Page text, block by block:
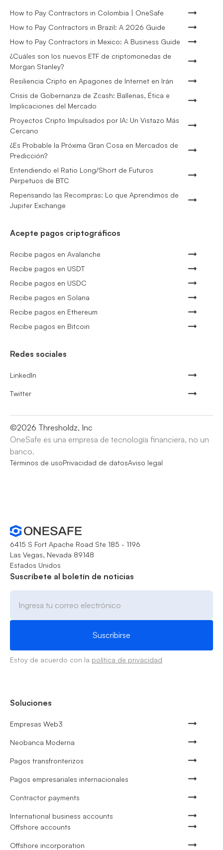
How to Pay Contractors in Colombia | OneSafe
How to Pay Contractors in Brazil: A 2026 Guide
How to Pay Contractors in Mexico: A Business Guide
¿Cuáles son los nuevos ETF de criptomonedas de
Morgan Stanley?
Resiliencia Cripto en Apagones de Internet en Irán
Crisis de Gobernanza de Zcash: Ballenas, Ética e
Implicaciones del Mercado
Proyectos Cripto Impulsados por IA: Un Vistazo Más
Cercano
¿Es Probable la Próxima Gran Cosa en Mercados de
Predicción?
Entendiendo el Ratio Long/Short de Futuros
Perpetuos de BTC
Repensando las Recompras: Lo que Aprendimos de
Jupiter Exchange
Acepte pagos criptográficos
Recibe pagos en Avalanche
Recibe pagos en USDT
Recibe pagos en USDC
Recibe pagos en Solana
Recibe pagos en Ethereum
Recibe pagos en Bitcoin
Redes sociales
LinkedIn
Twitter
©2026 Thresholdz, Inc
OneSafe es una empresa de tecnología financiera, no un
banco.
Términos de usoPrivacidad de datosAviso legal
6415 S Fort Apache Road Ste 185 - 1196
Las Vegas, Nevada 89148
Estados Unidos
Suscríbete al boletín de noticias
Estoy de acuerdo con la política de privacidad
Soluciones
Empresas Web3
Neobanca Moderna
Pagos transfronterizos
Pagos empresariales internacionales
Contractor payments
International business accounts
Offshore accounts
Offshore incorporation